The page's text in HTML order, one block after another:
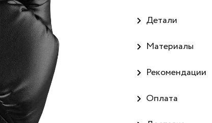
Детали
Материалы
Рекомендации
Оплата